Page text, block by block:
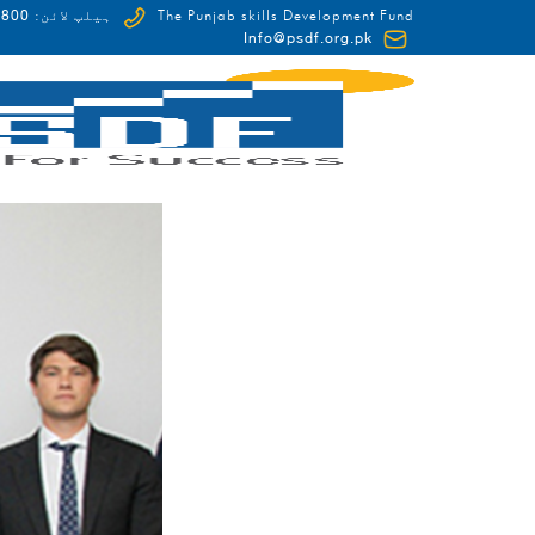
The Punjab skills Development Fund ہیلپ لائن:
Info@psdf.org.pk
FCDO